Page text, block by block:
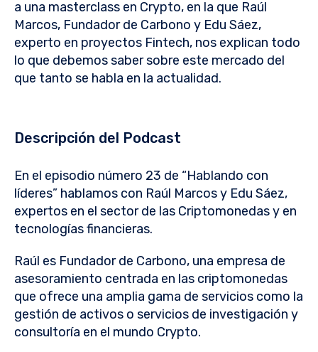
a una masterclass en Crypto, en la que Raúl
Marcos, Fundador de Carbono y Edu Sáez,
experto en proyectos Fintech, nos explican todo
lo que debemos saber sobre este mercado del
que tanto se habla en la actualidad.
Descripción del Podcast
En el episodio número 23 de “Hablando con
líderes” hablamos con Raúl Marcos y Edu Sáez,
expertos en el sector de las Criptomonedas y en
tecnologías financieras.
Raúl es Fundador de Carbono, una empresa de
asesoramiento centrada en las criptomonedas
que ofrece una amplia gama de servicios como la
gestión de activos o servicios de investigación y
consultoría en el mundo Crypto.